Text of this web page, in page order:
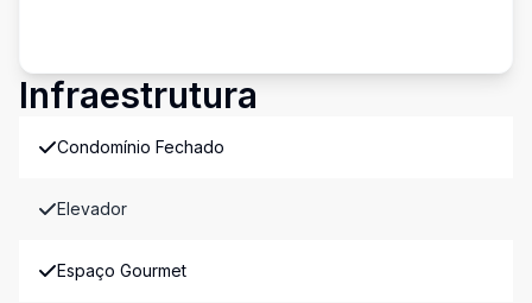
Infraestrutura
Condomínio Fechado
Elevador
Espaço Gourmet